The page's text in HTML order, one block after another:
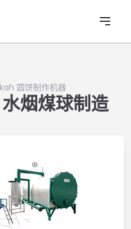
圆饼制作机器
烟煤球制造